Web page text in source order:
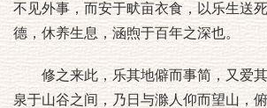
不见外事，而安于畎亩衣食，以乐生送
德，休养生息，涵煦于百年之深也。
修之来此，乐其地僻而事简，又爱其
泉于山谷之间，乃日与滁人仰而望山，